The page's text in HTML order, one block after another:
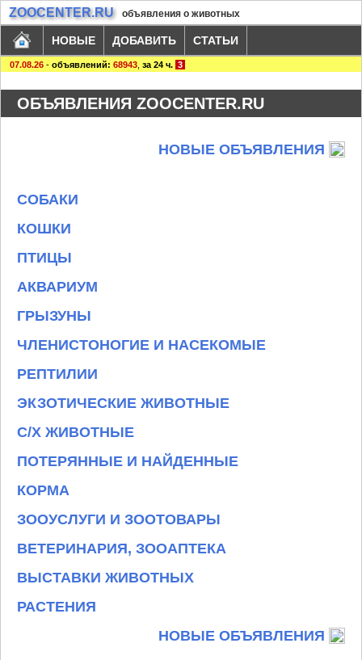
ZOOCENTER.RU объявления о животных
НОВЫЕ ДОБАВИТЬ СТАТЬИ
07.08.26 - объявлений: 68943 за 24 ч. 3
ОБЪЯВЛЕНИЯ ZOOCENTER.RU
НОВЫЕ ОБЪЯВЛЕНИЯ
СОБАКИ
КОШКИ
ПТИЦЫ
АКВАРИУМ
ГРЫЗУНЫ
ЧЛЕНИСТОНОГИЕ И НАСЕКОМЫЕ
РЕПТИЛИИ
ЭКЗОТИЧЕСКИЕ ЖИВОТНЫЕ
С/Х ЖИВОТНЫЕ
ПОТЕРЯННЫЕ И НАЙДЕННЫЕ
КОРМА
ЗООУСЛУГИ И ЗООТОВАРЫ
ВЕТЕРИНАРИЯ, ЗООАПТЕКА
ВЫСТАВКИ ЖИВОТНЫХ
РАСТЕНИЯ
НОВЫЕ ОБЪЯВЛЕНИЯ